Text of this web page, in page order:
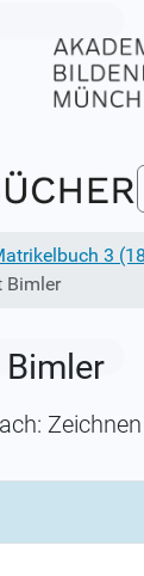
3
Bimler
Zeichnen